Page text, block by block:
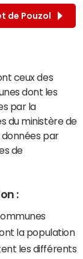
de Pouzol
ceux des
dont les
par la
du ministère de
données par
de
:
la population
les différents